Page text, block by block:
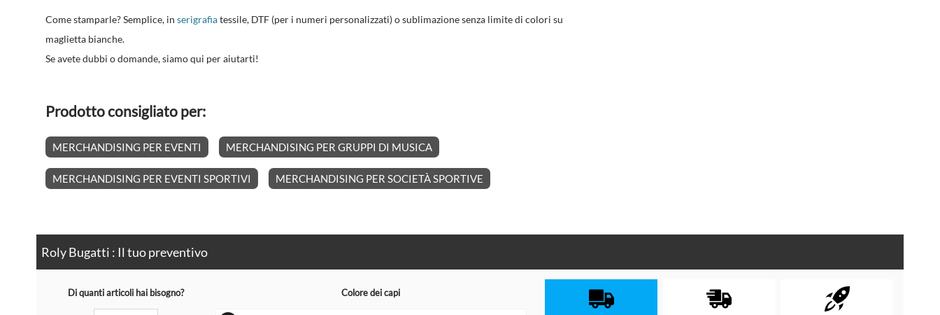
Come stamparle? Semplice, inserigrafiatessile, DTF (per i numeri personalizzati) o sublimazione senza limite di colori su
maglietta bianche.
Se avete dubbi o domande, siamo qui per aiutarti!
Prodotto consigliato per:
MERCHANDISING PER EVENTI MERCHANDISING PER GRUPPI DI MUSICA
MERCHANDISING PER EVENTI SPORTIVI MERCHANDISING PER SOCIETÀ SPORTIVE
Roly Bugatti : Il tuo preventivo
Di quanti articoli hai bisogno? Colore dei capi